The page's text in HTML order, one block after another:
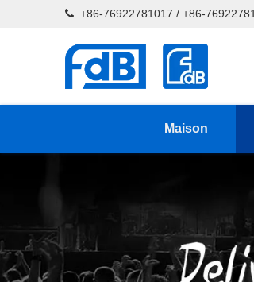
 +86-76922781017 / +86-
Maison